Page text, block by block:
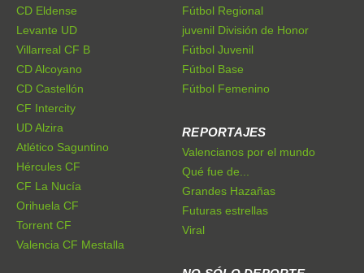
CD Eldense
Levante UD
Villarreal CF B
CD Alcoyano
CD Castellón
CF Intercity
UD Alzira
Atlético Saguntino
Hércules CF
CF La Nucía
Orihuela CF
Torrent CF
Valencia CF Mestalla
Fútbol Regional
juvenil División de Honor
Fútbol Juvenil
Fútbol Base
Fútbol Femenino
REPORTAJES
Valencianos por el mundo
Qué fue de...
Grandes Hazañas
Futuras estrellas
Viral